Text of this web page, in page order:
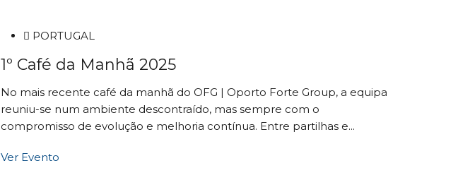
PORTUGAL
1º Café da Manhã 2025
No mais recente café da manhã do OFG | Oporto Forte Group, a equipa
reuniu-se num ambiente descontraído, mas sempre com o
compromisso de evolução e melhoria contínua. Entre partilhas e...
Ver Evento